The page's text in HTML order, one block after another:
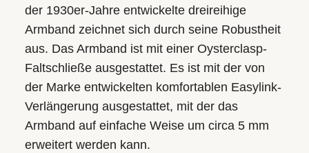
der 1930er-Jahre entwickelte dreireihige
Armband zeichnet sich durch seine Robustheit
aus. Das Armband ist mit einer Oysterclasp-
Faltschließe ausgestattet. Es ist mit der von
der Marke entwickelten komfortablen Easylink-
Verlängerung ausgestattet, mit der das
Armband auf einfache Weise um circa 5 mm
erweitert werden kann.